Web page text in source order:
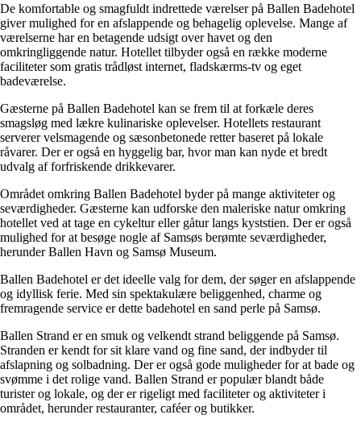
De komfortable og smagfuldt indrettede værelser på Ballen Badehotel
giver mulighed for en afslappende og behagelig oplevelse. Mange af
værelserne har en betagende udsigt over havet og den
omkringliggende natur. Hotellet tilbyder også en række moderne
faciliteter som gratis trådløst internet, fladskærms-tv og eget
badeværelse.
Gæsterne på Ballen Badehotel kan se frem til at forkæle deres
smagsløg med lækre kulinariske oplevelser. Hotellets restaurant
serverer velsmagende og sæsonbetonede retter baseret på lokale
råvarer. Der er også en hyggelig bar, hvor man kan nyde et bredt
udvalg af forfriskende drikkevarer.
Området omkring Ballen Badehotel byder på mange aktiviteter og
seværdigheder. Gæsterne kan udforske den maleriske natur omkring
hotellet ved at tage en cykeltur eller gåtur langs kyststien. Der er også
mulighed for at besøge nogle af Samsøs berømte seværdigheder,
herunder Ballen Havn og Samsø Museum.
Ballen Badehotel er det ideelle valg for dem, der søger en afslappende
og idyllisk ferie. Med sin spektakulære beliggenhed, charme og
fremragende service er dette badehotel en sand perle på Samsø.
Ballen Strand er en smuk og velkendt strand beliggende på Samsø.
Stranden er kendt for sit klare vand og fine sand, der indbyder til
afslapning og solbadning. Der er også gode muligheder for at bade og
svømme i det rolige vand. Ballen Strand er populær blandt både
turister og lokale, og der er rigeligt med faciliteter og aktiviteter i
området, herunder restauranter, caféer og butikker.